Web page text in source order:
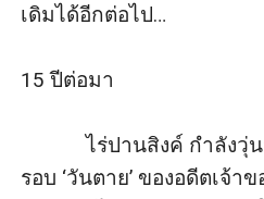
เดิมได้อีกต่อไป…
15 ปีต่อมา
ไร่ปานสิงค์ กำลังวุ่นว
รอบ ‘วันตาย’ ของอดีตเจ้